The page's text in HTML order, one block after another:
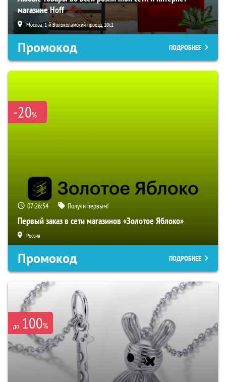
магазине Hoff
Москва, 1-й Волоколамский проезд, 10с1
Промокод ПОДРОБНЕЕ
-20%
07:26:53 Получи первым!
Первый заказ в сети магазинов «Золотое Яблоко»
Россия
Промокод ПОДРОБНЕЕ
до 100%